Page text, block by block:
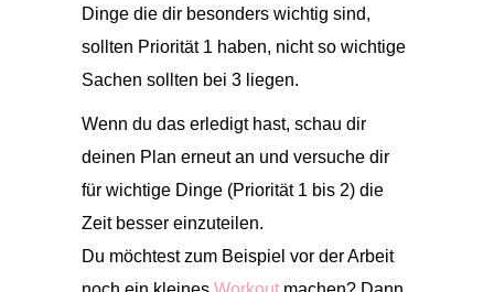
Dinge die dir besonders wichtig sind,
sollten Priorität 1 haben, nicht so wichtige
Sachen sollten bei 3 liegen.
Wenn du das erledigt hast, schau dir
deinen Plan erneut an und versuche dir
für wichtige Dinge (Priorität 1 bis 2) die
Zeit besser einzuteilen.
Du möchtest zum Beispiel vor der Arbeit